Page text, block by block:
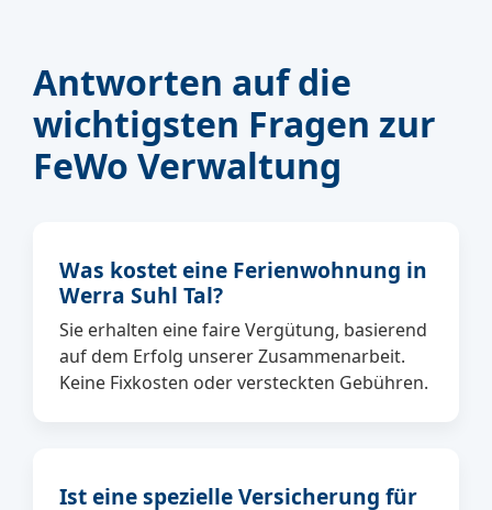
Antworten auf die
wichtigsten Fragen zur
FeWo Verwaltung
Was kostet eine Ferienwohnung in
Werra Suhl Tal?
Sie erhalten eine faire Vergütung, basierend
auf dem Erfolg unserer Zusammenarbeit.
Keine Fixkosten oder versteckten Gebühren.
Ist eine spezielle Versicherung für